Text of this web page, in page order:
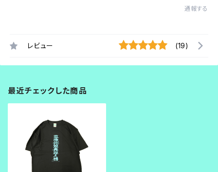
通報する
レビュー (19)
最近チェックした商品